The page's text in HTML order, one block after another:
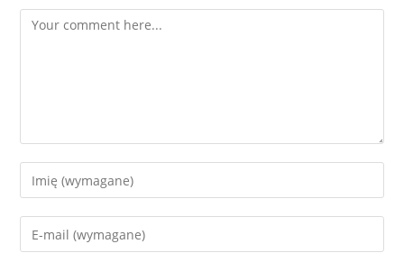
Comment
Enter
your
name
Enter
your